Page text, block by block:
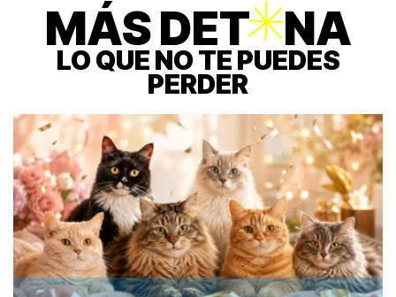
MÁS DETONA
LO QUE NO TE PUEDES
PERDER